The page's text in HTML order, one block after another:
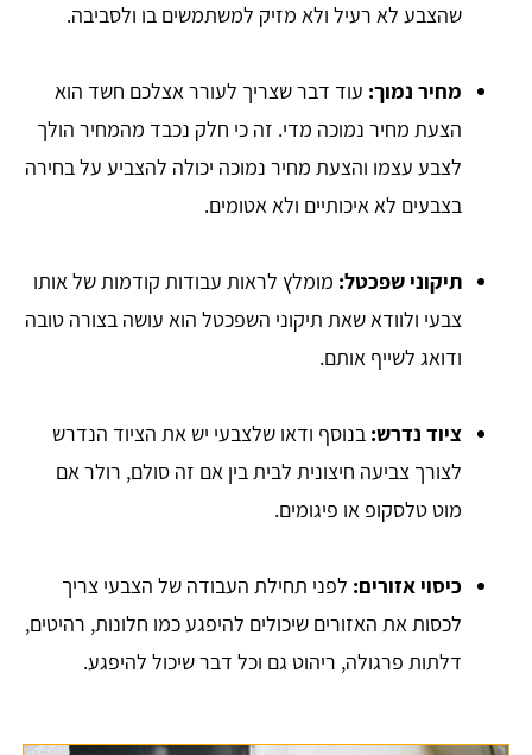
שהצבע לא רעיל ולא מזיק למשתמשים בו ולסביבה.
מחיר נמוך: עוד דבר שצריך לעורר אצלכם חשד הוא
הצעת מחיר נמוכה מדי. זה כי חלק נכבד מהמחיר הולך
לצבע עצמו והצעת מחיר נמוכה יכולה להצביע על בחירה
בצבעים לא איכותיים ולא אטומים.
תיקוני שפכטל: מומלץ לראות עבודות קודמות של אותו
צבעי ולוודא שאת תיקוני השפכטל הוא עושה בצורה טובה
ודואג לשייף אותם.
ציוד נדרש: בנוסף ודאו שלצבעי יש את הציוד הנדרש
לצורך צביעה חיצונית לבית בין אם זה סולם, רולר אם
מוט טלסקופ או פיגומים.
כיסוי אזורים: לפני תחילת העבודה של הצבעי צריך
לכסות את האזורים שיכולים להיפגע כמו חלונות, רהיטים,
דלתות פרגולה, ריהוט גם וכל דבר שיכול להיפגע.